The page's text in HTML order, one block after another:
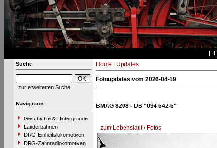
Suche
zur erweiterten Suche
Navigation
Geschichte & Hintergründe
Länderbahnen
DRG-Einheitslokomotiven
DRG-Zahnradlokomotiven
Home Updates
Fotoupdates vom 2026-04-19
BMAG 8208 - DB "094 642-6"
zum Lebenslauf / Fotos